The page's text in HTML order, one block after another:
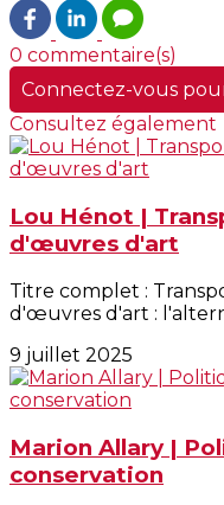
0 commentaire(s)
Connectez-vous
Consultez également
Lou Hénot |
d'œuvres d'art
Titre complet :
d'œuvres d'art :
9 juillet 2025
Marion Allary |
conservation